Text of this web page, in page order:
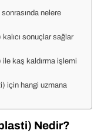
nelere
sonuçlar sağlar
kaş kaldırma işlemi
için hangi uzmana
Nedir?